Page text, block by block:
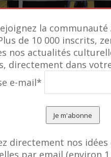
la communauté
de 10 000 inscrits,
nos actualités
directement dans
e-mail*
directement nos